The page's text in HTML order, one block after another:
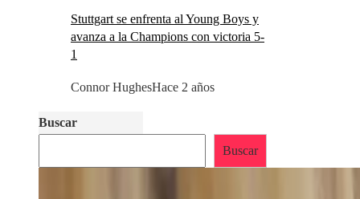
Stuttgart se enfrenta al Young Boys y
avanza a la Champions con victoria 5-
1
Connor HughesHace 2 años
Buscar
Buscar